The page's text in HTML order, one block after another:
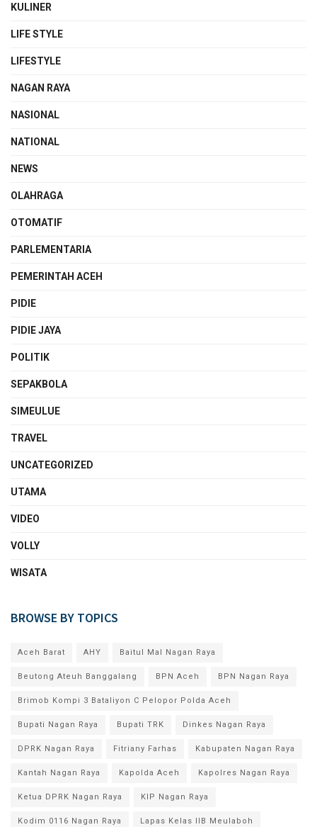
KULINER
LIFE STYLE
LIFESTYLE
NAGAN RAYA
NASIONAL
NATIONAL
NEWS
OLAHRAGA
OTOMATIF
PARLEMENTARIA
PEMERINTAH ACEH
PIDIE
PIDIE JAYA
POLITIK
SEPAKBOLA
SIMEULUE
TRAVEL
UNCATEGORIZED
UTAMA
VIDEO
VOLLY
WISATA
BROWSE BY TOPICS
Aceh Barat AHY Baitul Mal Nagan Raya
Beutong Ateuh Banggalang BPN Aceh BPN Nagan Raya
Brimob Kompi 3 Bataliyon C Pelopor Polda Aceh
Bupati Nagan Raya Bupati TRK Dinkes Nagan Raya
DPRK Nagan Raya Fitriany Farhas Kabupaten Nagan Raya
Kantah Nagan Raya Kapolda Aceh Kapolres Nagan Raya
Ketua DPRK Nagan Raya KIP Nagan Raya
Kodim 0116 Nagan Raya Lapas Kelas IIB Meulaboh